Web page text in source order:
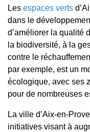
Les espaces verts
dans le
d’améliorer la qualité
la biodiversité, à la
contre le
par exemple, est un
écologique, avec ses
pour de nombreuses
La ville d’Aix-en-
initiatives visant à